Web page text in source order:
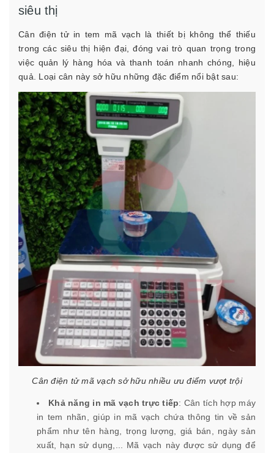
siêu thị
Cân điện tử in tem mã vạch là thiết bị không thể thiếu
trong các siêu thị hiện đại, đóng vai trò quan trọng trong
việc quản lý hàng hóa và thanh toán nhanh chóng, hiệu
quả. Loại cân này sở hữu những đặc điểm nổi bật sau:
Cân điện tử mã vạch sở hữu nhiều ưu điểm vượt trội
Khả năng in mã vạch trực tiếp: Cân tích hợp máy
in tem nhãn, giúp in mã vạch chứa thông tin về sản
phẩm như tên hàng, trọng lượng, giá bán, ngày sản
xuất, hạn sử dụng,... Mã vạch này được sử dụng để